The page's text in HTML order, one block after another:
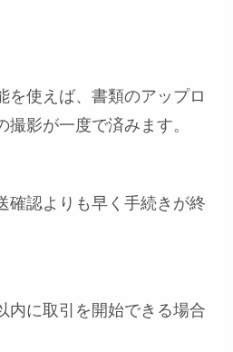
を使えば、書類のアップロ
影が一度で済みます。
確認よりも早く手続きが終
内に取引を開始できる場合